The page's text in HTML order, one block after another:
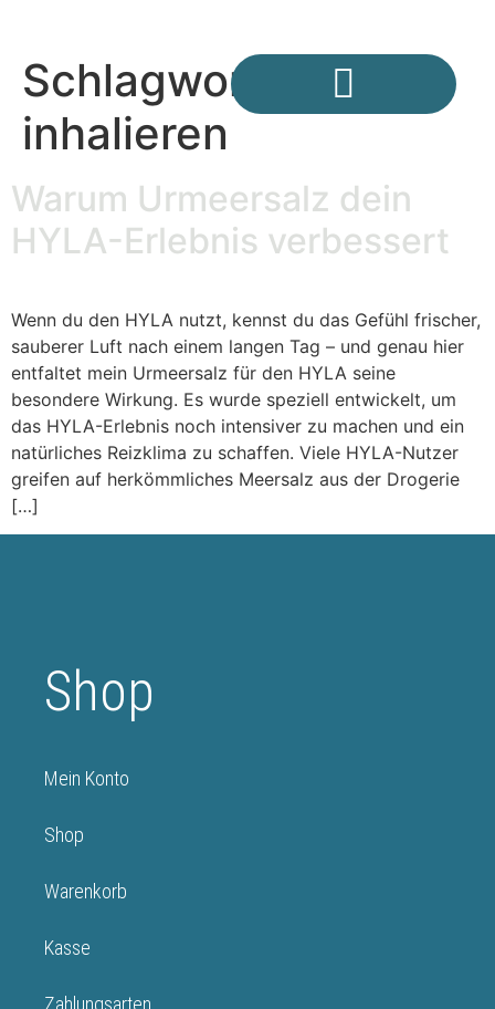
Schlagwort:
inhalieren
Warum Urmeersalz dein
HYLA-Erlebnis verbessert
Wenn du den HYLA nutzt, kennst du das Gefühl frischer,
sauberer Luft nach einem langen Tag – und genau hier
entfaltet mein Urmeersalz für den HYLA seine
besondere Wirkung. Es wurde speziell entwickelt, um
das HYLA-Erlebnis noch intensiver zu machen und ein
natürliches Reizklima zu schaffen. Viele HYLA-Nutzer
greifen auf herkömmliches Meersalz aus der Drogerie
[…]
Shop
Mein Konto
Shop
Warenkorb
Kasse